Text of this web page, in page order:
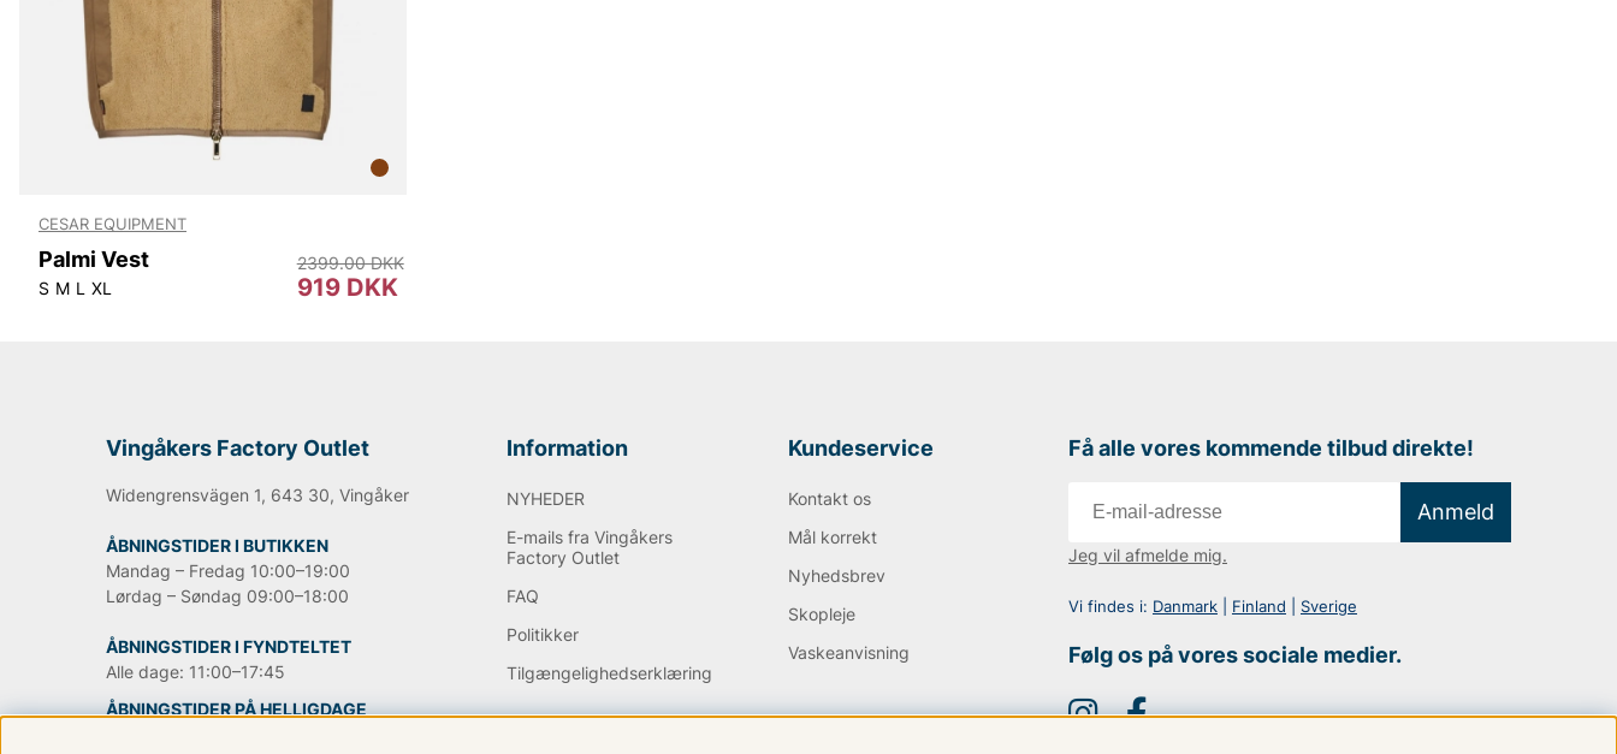
CESAR EQUIPMENT
Palmi Vest
S M L XL 919 DKK
2399.00 DKK
Vingåkers Factory Outlet
Widengrensvägen 1, 643 30, Vingåker
ÅBNINGSTIDER I BUTIKKEN
Mandag – Fredag 10:00–19:00
Lørdag – Søndag 09:00–18:00
ÅBNINGSTIDER I FYNDTELTET
Alle dage: 11:00–17:45
ÅBNINGSTIDER PÅ HELLIGDAGE
Information
NYHEDER
E-mails fra Vingåkers
Factory Outlet
FAQ
Politikker
Tilgængelighedserklæring
Kundeservice
Kontakt os
Mål korrekt
Nyhedsbrev
Skopleje
Vaskeanvisning
Få alle vores kommende tilbud direkte!
Anmeld
Jeg vil afmelde mig.
Vi findes i: Danmark| Finland Sverige
Følg os på vores sociale medier.